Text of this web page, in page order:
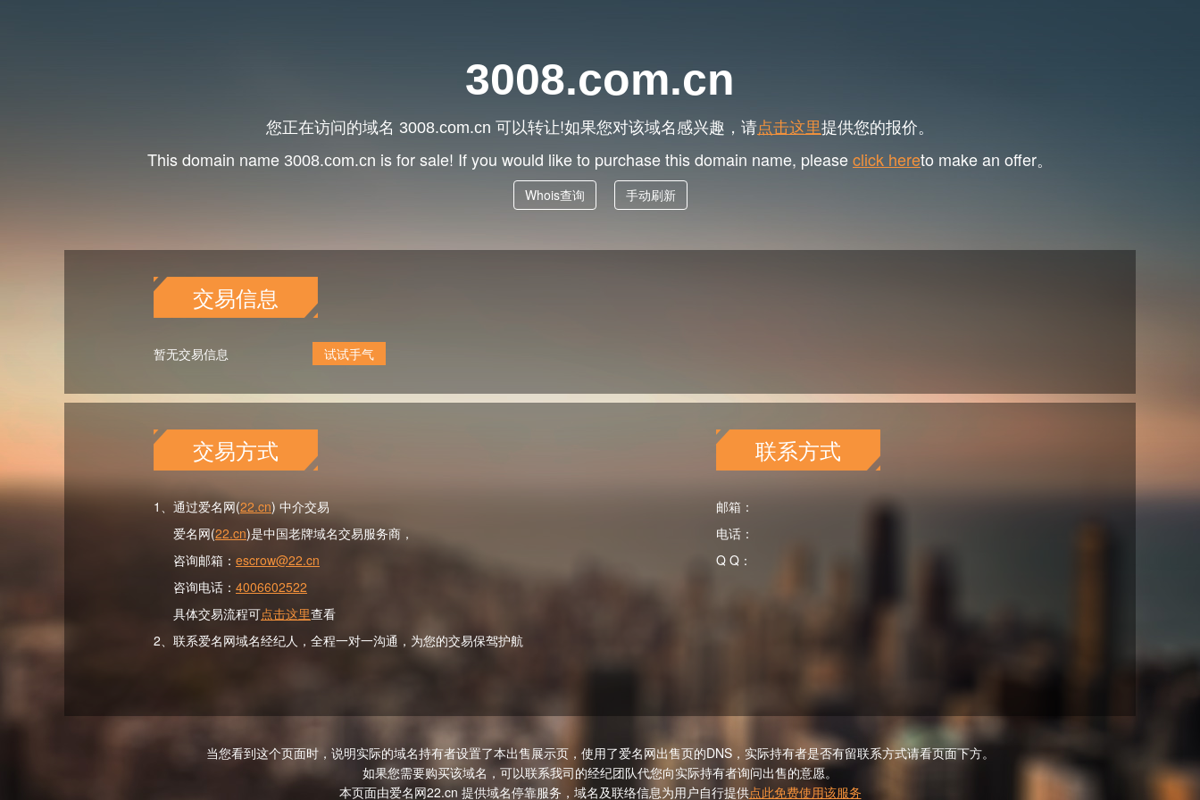
3008.com.cn
您正在访问的域名 3008.com.cn 可以转让!如果您对该域名感兴趣，请点击这里提供您的报价。
This domain name 3008.com.cn is for sale! If you would like to purchase this domain name, pleaseclick hereto make an offer。
Whois查询 手动刷新
交易信息
暂无交易信息 试试手气
交易方式
1、通过爱名网(22.cn) 中介交易
爱名网(22.cn)是中国老牌域名交易服务商，
咨询邮箱： escrow@22.cn
咨询电话： 4006602522
具体交易流程可点击这里查看
2、联系爱名网域名经纪人，全程一对一沟通，为您的交易保驾护航
联系方式
邮箱：
电话：
Q Q：
当您看到这个页面时，说明实际的域名持有者设置了本出售展示页，使用了爱名网出售页的DNS，实际持有者是否有留联系方式请看页面下方。
如果您需要购买该域名，可以联系我司的经纪团队代您向实际持有者询问出售的意愿。
本页面由爱名网22.cn 提供域名停靠服务，域名及联络信息为用户自行提供点此免费使用该服务